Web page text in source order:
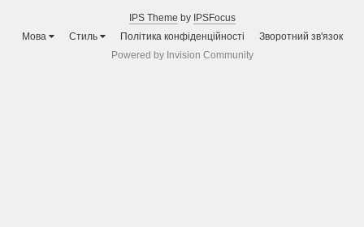
IPS Theme by IPSFocus
Мова
Стиль Політика конфіденційності
Зворотний зв'язок
Powered by Invision Community